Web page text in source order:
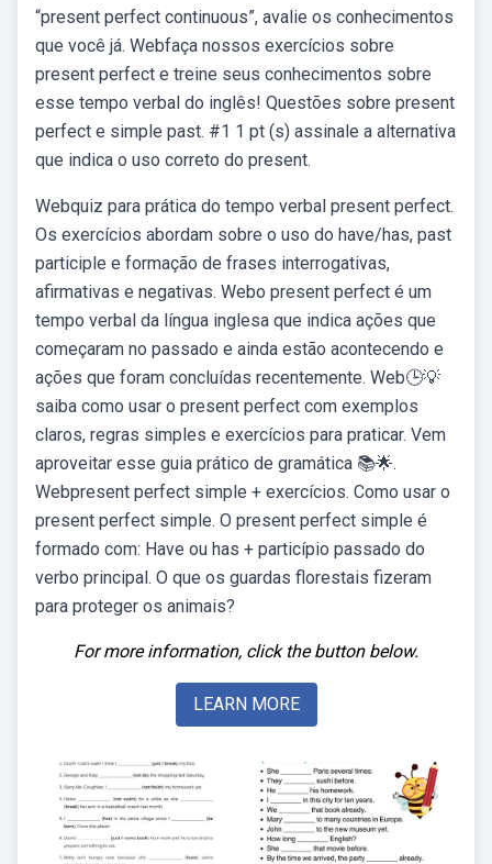
“present perfect continuous”, avalie os conhecimentos
que você já. Webfaça nossos exercícios sobre
present perfect e treine seus conhecimentos sobre
esse tempo verbal do inglês! Questões sobre present
perfect e simple past. #1 1 pt (s) assinale a alternativa
que indica o uso correto do present.
Webquiz para prática do tempo verbal present perfect.
Os exercícios abordam sobre o uso do have/has, past
participle e formação de frases interrogativas,
afirmativas e negativas. Webo present perfect é um
tempo verbal da língua inglesa que indica ações que
começaram no passado e ainda estão acontecendo e
ações que foram concluídas recentemente. Web🕒💡
saiba como usar o present perfect com exemplos
claros, regras simples e exercícios para praticar. Vem
aproveitar esse guia prático de gramática 📚🌟.
Webpresent perfect simple + exercícios. Como usar o
present perfect simple. O present perfect simple é
formado com: Have ou has + particípio passado do
verbo principal. O que os guardas florestais fizeram
para proteger os animais?
For more information, click the button below.
LEARN MORE